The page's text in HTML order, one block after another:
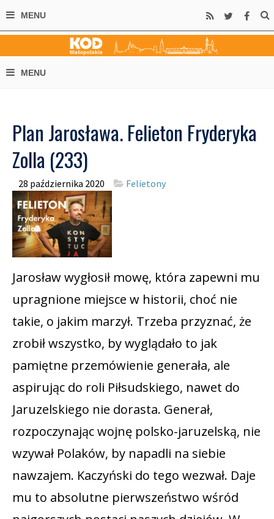
Plan Jarosława. Felieton Fryderyka
Zolla (233)
28 października 2020 Felietony
Jarosław wygłosił mowę, która zapewni mu
upragnione miejsce w historii, choć nie
takie, o jakim marzył. Trzeba przyznać, że
zrobił wszystko, by wyglądało to jak
pamiętne przemówienie generała, ale
aspirując do roli Piłsudskiego, nawet do
Jaruzelskiego nie dorasta. Generał,
rozpoczynając wojnę polsko-jaruzelską, nie
wzywał Polaków, by napadli na siebie
nawzajem. Kaczyński do tego wezwał. Daje
mu to absolutne pierwszeństwo wśród